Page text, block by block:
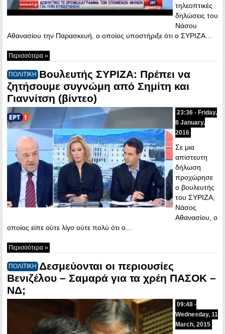
τηλεοπτικές
δηλώσεις του
Νάσου
Αθανασίου την Παρασκευή, ο οποίος υποστήριξε ότι ο ΣΥΡΙΖΑ…
Περισσότερα »
ΠΟΛΙΤΙΚΗ Βουλευτής ΣΥΡΙΖΑ: Πρέπει να
ζητήσουμε συγνώμη από Σημίτη και
Γιαννίτση (βίντεο)
23:36 - Friday,
8 January,
2016
Σε μια
απίστευτη
δήλωση
προχώρησε
ο βουλευτής
του ΣΥΡΙΖΑ,
Νάσος
Αθανασίου, ο
οποίος είπε ούτε λίγο ούτε πολύ ότι ο…
Περισσότερα »
ΠΟΛΙΤΙΚΗ Δεσμεύονται οι περιουσίες
Βενιζέλου – Σαμαρά για τα χρέη ΠΑΣΟΚ –
ΝΔ;
09:48 -
Wednesday, 11
March, 2015